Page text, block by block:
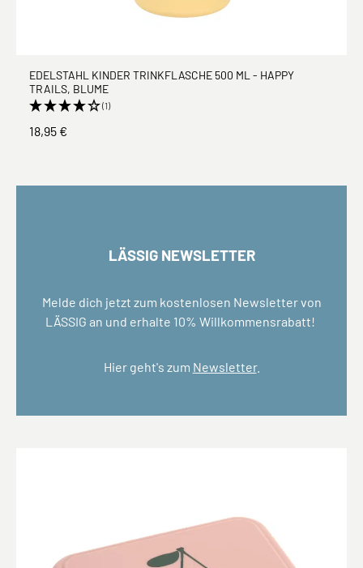
EDELSTAHL KINDER TRINKFLASCHE 500 ML - HAPPY
TRAILS, BLUME
(1)
18,95 €
LÄSSIG NEWSLETTER
Melde dich jetzt zum kostenlosen Newsletter von
LÄSSIG an und erhalte 10% Willkommensrabatt!
Hier geht's zum Newsletter.